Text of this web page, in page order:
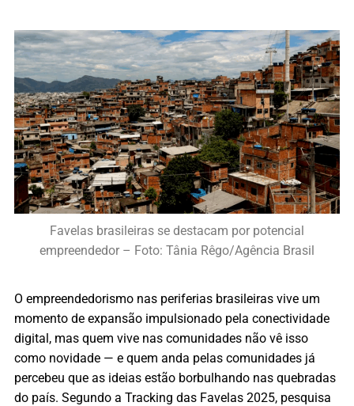
Favelas brasileiras se destacam por potencial
empreendedor – Foto: Tânia Rêgo/Agência Brasil
O empreendedorismo nas periferias brasileiras vive um
momento de expansão impulsionado pela conectividade
digital, mas quem vive nas comunidades não vê isso
como novidade — e quem anda pelas comunidades já
percebeu que as ideias estão borbulhando nas quebradas
do país. Segundo a Tracking das Favelas 2025, pesquisa